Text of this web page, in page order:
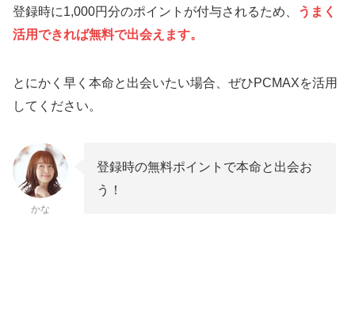
登録時に1,000円分のポイントが付与されるため、
うまく
活用できれば無料で出会えます。
とにかく早く本命と出会いたい場合、ぜひPCMAXを活用
してください。
かな
登録時の無料ポイントで本命と出会お
う！